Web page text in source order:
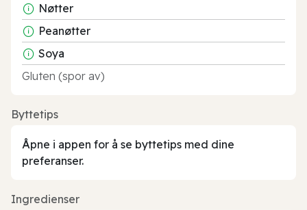
Nøtter
Peanøtter
Soya
Gluten (spor av)
Byttetips
Åpne i appen for å se byttetips med dine
preferanser.
Ingredienser